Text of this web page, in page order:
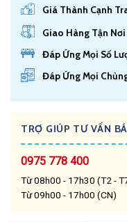
Giá Thành Cạnh
Giao Hàng Tận Nơi
Đáp Ứng Mọi Số
Đáp Ứng Mọi
TRỢ GIÚP TƯ VẤN
0975 778 400
Từ 08h00 - 17h30 (T2 -
Từ 09h00 - 17h00 (CN)